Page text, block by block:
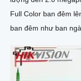
Full Color ban đêm
ban đêm như ban